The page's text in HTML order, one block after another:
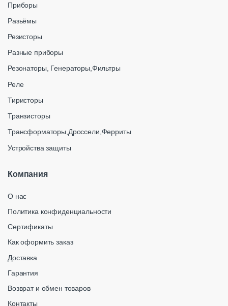
Приборы
Разьёмы
Резисторы
Разные приборы
Резонаторы, Генераторы,Фильтры
Реле
Тиристоры
Транзисторы
Трансформаторы,Дроссели,Ферриты
Устройства защиты
Компания
О нас
Политика конфиденциальности
Сертификаты
Как оформить заказ
Доставка
Гарантия
Возврат и обмен товаров
Контакты